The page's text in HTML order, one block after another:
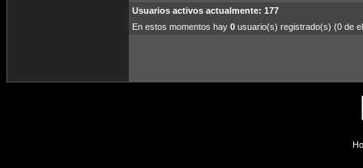
Usuarios activos actualmente: 177
En estos momentos hay 0 usuario(s) registrado(s) (0 de